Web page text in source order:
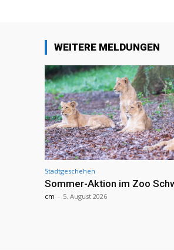
WEITERE MELDUNGEN
Stadtgeschehen
Sommer-Aktion im Zoo
cm - 5. August 2026